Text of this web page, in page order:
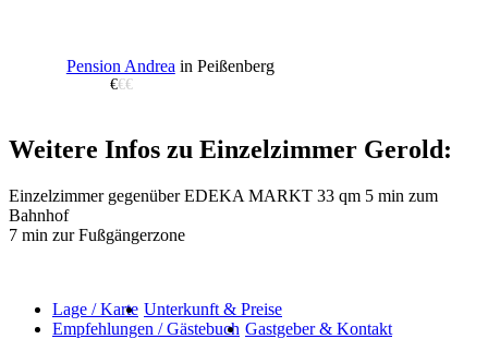
Pension Andrea in Peißenberg
€€€
Weitere Infos zu Einzelzimmer Gerold:
Einzelzimmer gegenüber EDEKA MARKT 33 qm 5 min zum
Bahnhof
7 min zur Fußgängerzone
Lage / Karte Unterkunft & Preise
Empfehlungen / Gästebuch Gastgeber & Kontakt